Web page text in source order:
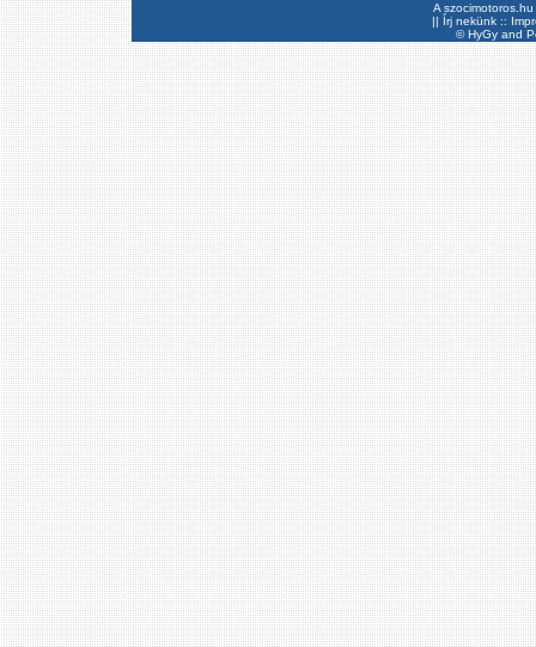
A
|| Írj nekünk ::
©HyGyand